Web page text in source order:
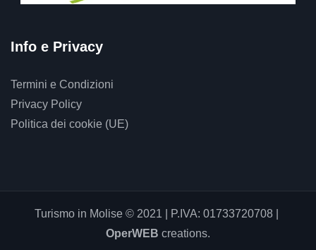
Info e Privacy
Termini e Condizioni
Privacy Policy
Politica dei cookie (UE)
Turismo in Molise © 2021 | P.IVA: 01733720708 |
OperWEB creations.